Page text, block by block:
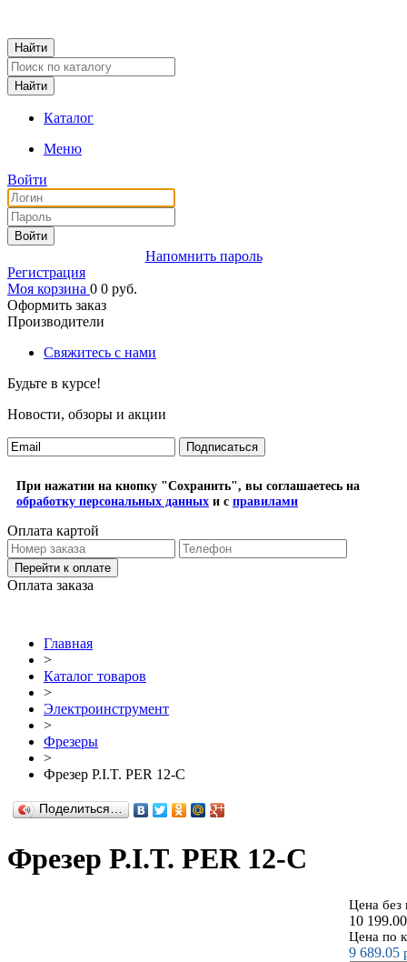
Каталог
Меню
Войти
Войти
Напомнить пароль
Регистрация
Моя корзина 0 0 руб.
Оформить заказ
Производители
Свяжитесь с нами
Будьте в курсе!
Новости, обзоры и акции
Подписаться
При нажатии на кнопку "Сохранить", вы соглашаетесь на
обработку персональных данных и с правилами
Оплата картой
Перейти к оплате
Оплата заказа
Главная
>
Каталог товаров
>
Электроинструмент
>
Фрезеры
>
Фрезер P.I.T. PER 12-C
Поделиться…
Фрезер P.I.T. PER 12-C
Цена без
10 199.00
Цена по
9 689.05